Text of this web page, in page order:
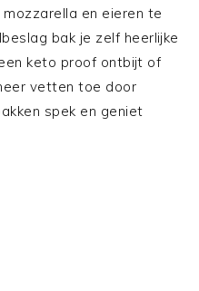
en eieren te
bak je zelf heerlijke
keto proof ontbijt of
vetten toe door
spek en geniet